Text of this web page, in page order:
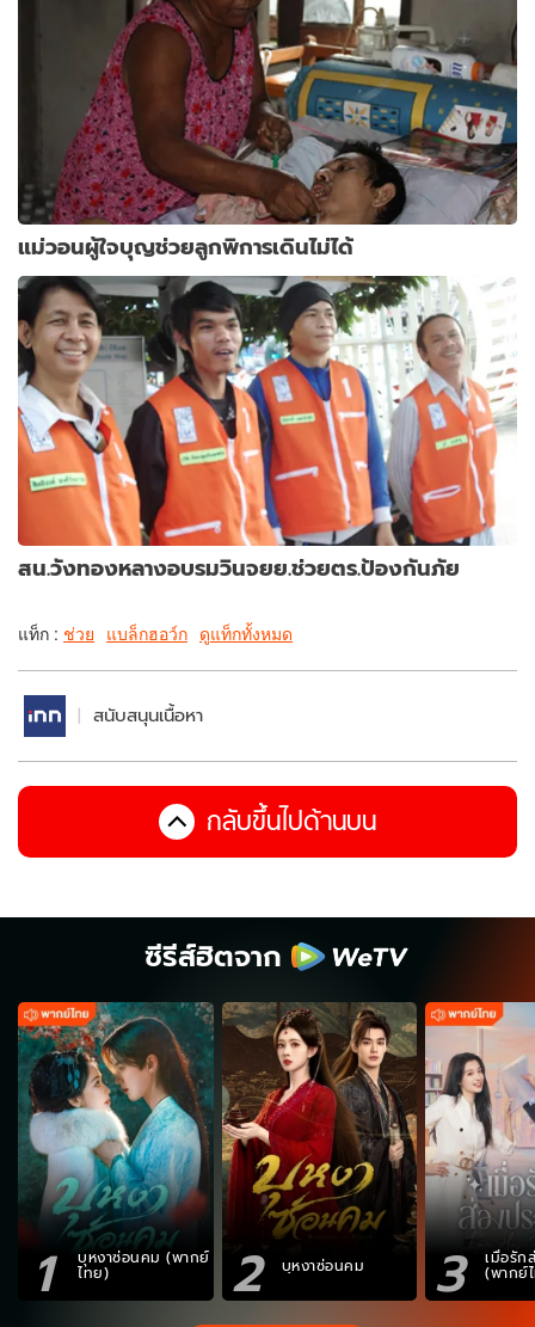
แม่วอนผู้ใจบุญช่วยลูกพิการเดินไม่ได้
สน.วังทองหลางอบรมวินจยย.ช่วยตร.ป้องกันภัย
แท็ก : ช่วย แบล็กฮอว์ก ดูแท็กทั้งหมด
สนับสนุนเนื้อหา
กลับขึ้นไปด้านบน
ซีรีส์ฮิตจาก
1 บุหงาซ่อนคม (พากย์
ไทย) 2 บุหงาซ่อนคม 3 เมื่อรัก
(พากย์